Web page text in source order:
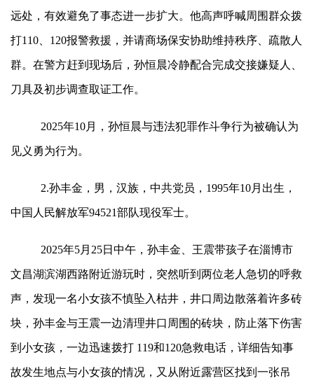
远处，有效避免了事态进一步扩大。他高声呼喊周围群众拨
打110、120报警救援，并请商场保安协助维持秩序、疏散人
群。在警方赶到现场后，孙恒晨冷静配合完成交接嫌疑人、
刀具及初步调查取证工作。
2025年10月，孙恒晨与违法犯罪作斗争行为被确认为
见义勇为行为。
2.孙丰金，男，汉族，中共党员，1995年10月出生，
中国人民解放军94521部队现役军士。
2025年5月25日中午，孙丰金、王震带孩子在淄博市
文昌湖滨湖西路附近游玩时，突然听到两位老人急切的呼救
声，发现一名小女孩不慎坠入枯井，井口周边散落着许多砖
块，孙丰金与王震一边清理井口周围的砖块，防止落下伤害
到小女孩，一边迅速拨打 119和120急救电话，详细告知事
故发生地点与小女孩的情况，又从附近露营区找到一张吊